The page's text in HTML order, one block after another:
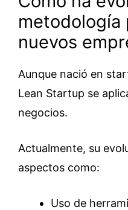
metodología
nuevos
Aunque nació en
Lean Startup se
negocios.
Actualmente, su
aspectos como:
Uso de